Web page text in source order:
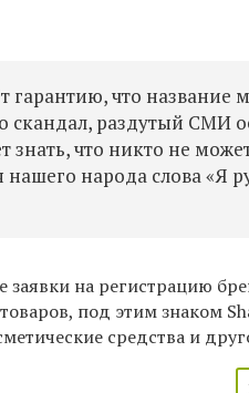
гарантию, что название
скандал, раздутый СМИ
знать, что никто не
нашего народа слова «Я
на регистрацию
под этим знаком
средства и